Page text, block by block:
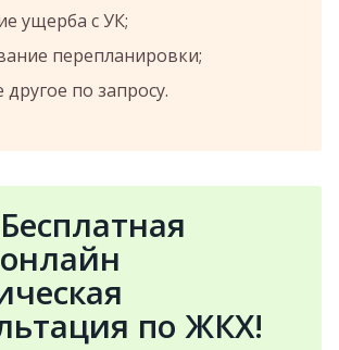
ущерба с УК;
перепланировки;
по запросу.
Бесплатная
онлайн
по ЖКХ!